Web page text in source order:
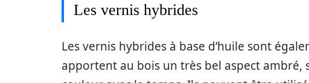
Les vernis hybrides
Les vernis hybrides à base d’huile sont
apportent au bois un très bel aspect ambré,